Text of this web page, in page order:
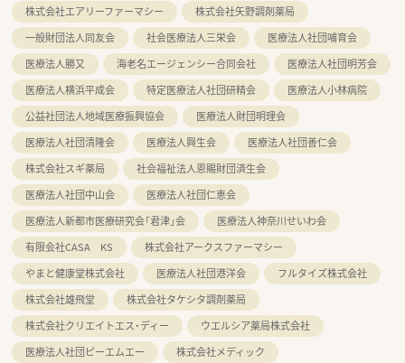
株式会社エアリーファーマシー
株式会社矢野調剤薬局
一般財団法人同友会
社会医療法人三栄会
医療法人社団哺育会
医療法人勝又
海老名エージェンシー合同会社
医療法人社団明芳会
医療法人横浜平成会
特定医療法人社団研精会
医療法人小林病院
公益社団法人地域医療振興協会
医療法人財団明理会
医療法人社団清隆会
医療法人興生会
医療法人社団善仁会
株式会社スギ薬局
社会福祉法人恩賜財団済生会
医療法人社団中山会
医療法人社団仁恵会
医療法人新都市医療研究会「君津」会
医療法人神奈川せいわ会
有限会社CASA KS
株式会社アークスファーマシー
やまと健康堂株式会社
医療法人社団港洋会
フルタイズ株式会社
株式会社雄飛堂
株式会社タケシタ調剤薬局
株式会社クリエイトエス・ディー
ウエルシア薬局株式会社
医療法人社団ピーエムエー
株式会社メディック